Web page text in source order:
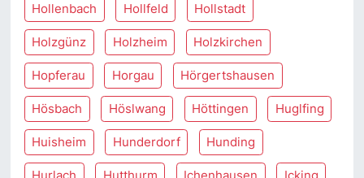
Hollenbach Hollfeld Hollstadt
Holzgünz Holzheim Holzkirchen
Hopferau Horgau Hörgertshausen
Hösbach Höslwang Höttingen Huglfing
Huisheim Hunderdorf Hunding